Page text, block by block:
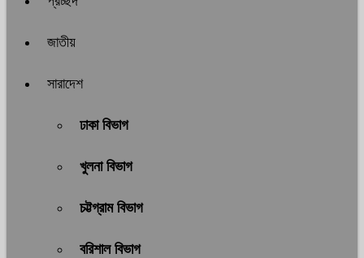
জাতীয়
সারাদেশ
ঢাকা বিভাগ
খুলনা বিভাগ
চট্টগ্রাম বিভাগ
বরিশাল বিভাগ